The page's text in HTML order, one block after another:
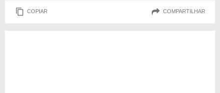
COPIAR COMPARTILHAR